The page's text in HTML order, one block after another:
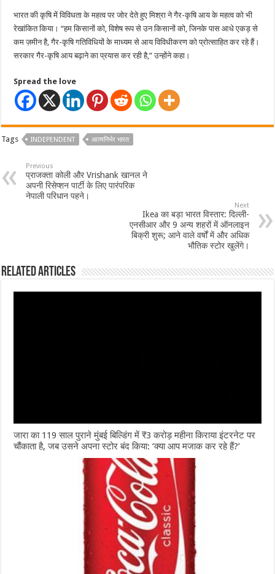
भारत की कृषि में विविधता के महत्व पर जोर देते हुए मिश्रा ने गैर-कृषि आय के महत्व को भी
रेखांकित किया। “हम किसानों को, विशेष रूप से उन किसानों को, जिनके पास आधे एकड़ से
कम ज़मीन है, गैर-कृषि गतिविधियों के माध्यम से आय विविधीकरण को प्रोत्साहित कर रहे हैं।
सरकार गैर-कृषि आय बढ़ाने का प्रयास कर रही है,” उन्होंने कहा।
Spread the love
Tags INDEPENDENT आत्मनिर्भर भारत
Previous
प्राजक्ता कोली और Vrishank खानल ने
अपनी रिसेप्शन पार्टी के लिए पारंपरिक
नेपाली परिधान पहने।
Next
Ikea का बड़ा भारत विस्तार: दिल्ली-
एनसीआर और 9 अन्य शहरों में ऑनलाइन
बिक्री शुरू; आने वाले वर्षों में और अधिक
भौतिक स्टोर खुलेंगे।
Related Articles
जारा का 119 साल पुराने मुंबई बिल्डिंग में ₹3 करोड़ महीना किराया इंटरनेट पर
चौंकाता है, जब उसने अपना स्टोर बंद किया: ‘क्या आप मजाक कर रहे हैं?’